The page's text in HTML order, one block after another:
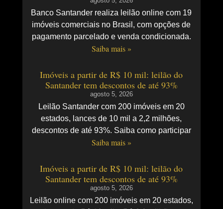
Banco Santander realiza leilão online com 19
imóveis comerciais no Brasil, com opções de
pagamento parcelado e venda condicionada.
Saiba mais »
Imóveis a partir de R$ 10 mil: leilão do
Santander tem descontos de até 93%
agosto 5, 2026
Leilão Santander com 200 imóveis em 20
estados, lances de 10 mil a 2,2 milhões,
descontos de até 93%. Saiba como participar
Saiba mais »
Imóveis a partir de R$ 10 mil: leilão do
Santander tem descontos de até 93%
agosto 5, 2026
Leilão online com 200 imóveis em 20 estados,